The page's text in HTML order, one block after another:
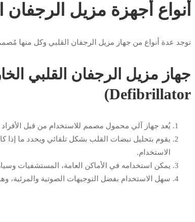
أنواع أجهزة مزيل الرجفان
توجد عدة أنواع من جهاز مزيل الرجفان القلبي وكل منها
Defibrillator)
يُعد جهاز آلي محمول مصمم للاستخدام من قبل الأفراد
يقوم بتحليل نبضات القلب بشكل تلقائي ويحدد ما إذا
الاستخدام.
يمكن استخدامه في الأماكن العامة، المستشفيات
سهل الاستخدام بفضل التوجيهات الصوتية والمرئية،